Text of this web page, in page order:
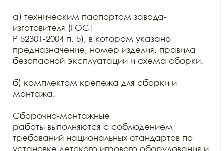
а) техническим паспортом завода-
изготовителя (ГОСТ
Р 52301-2004 п. 5), в котором указано
предназначение, номер изделия, правила
безопасной эксплуатации и схема сборки.
б) комплектом крепежа для сборки и
монтажа.
Сборочно-монтажные
работы выполняются с соблюдением
требований национальных стандартов по
установке детского игрового оборудования и